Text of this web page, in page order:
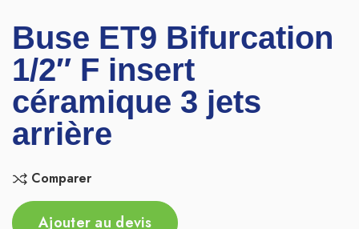
Buse ET9 Bifurcation
1/2″ F insert
céramique 3 jets
arrière
Comparer
Ajouter au devis